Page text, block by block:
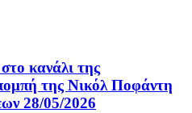
κανάλι της
της Νικόλ Ποφάντη
28/05/2026